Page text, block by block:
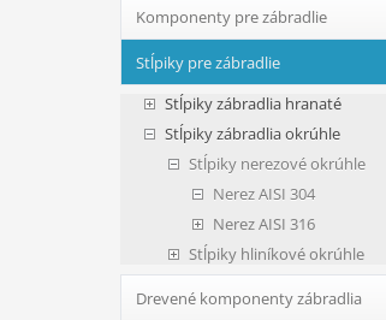
Komponenty pre zábradlie
Stĺpiky pre zábradlie
Stĺpiky zábradlia hranaté
Stĺpiky zábradlia okrúhle
Stĺpiky nerezové okrúhle
Nerez AISI 304
Nerez AISI 316
Stĺpiky hliníkové okrúhle
Drevené komponenty zábradlia